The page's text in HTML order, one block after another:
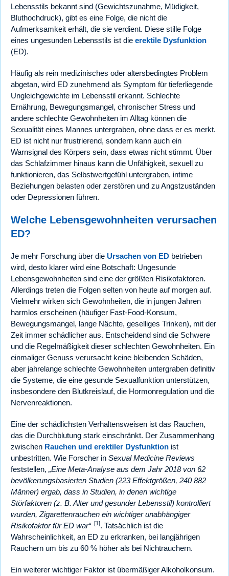
Lebensstils bekannt sind (Gewichtszunahme, Müdigkeit,
Bluthochdruck), gibt es eine Folge, die nicht die
Aufmerksamkeit erhält, die sie verdient. Diese stille Folge
eines ungesunden Lebensstils ist die erektile Dysfunktion
(ED).
Häufig als rein medizinisches oder altersbedingtes Problem
abgetan, wird ED zunehmend als Symptom für tieferliegende
Ungleichgewichte im Lebensstil erkannt. Schlechte
Ernährung, Bewegungsmangel, chronischer Stress und
andere schlechte Gewohnheiten im Alltag können die
Sexualität eines Mannes untergraben, ohne dass er es merkt.
ED ist nicht nur frustrierend, sondern kann auch ein
Warnsignal des Körpers sein, dass etwas nicht stimmt. Über
das Schlafzimmer hinaus kann die Unfähigkeit, sexuell zu
funktionieren, das Selbstwertgefühl untergraben, intime
Beziehungen belasten oder zerstören und zu Angstzuständen
oder Depressionen führen.
Welche Lebensgewohnheiten verursachen
ED?
Je mehr Forschung über die Ursachen von ED betrieben
wird, desto klarer wird eine Botschaft: Ungesunde
Lebensgewohnheiten sind eine der größten Risikofaktoren.
Allerdings treten die Folgen selten von heute auf morgen auf.
Vielmehr wirken sich Gewohnheiten, die in jungen Jahren
harmlos erscheinen (häufiger Fast-Food-Konsum,
Bewegungsmangel, lange Nächte, geselliges Trinken), mit der
Zeit immer schädlicher aus. Entscheidend sind die Schwere
und die Regelmäßigkeit dieser schlechten Gewohnheiten. Ein
einmaliger Genuss verursacht keine bleibenden Schäden,
aber jahrelange schlechte Gewohnheiten untergraben definitiv
die Systeme, die eine gesunde Sexualfunktion unterstützen,
insbesondere den Blutkreislauf, die Hormonregulation und die
Nervenreaktionen.
Eine der schädlichsten Verhaltensweisen ist das Rauchen,
das die Durchblutung stark einschränkt. Der Zusammenhang
zwischen Rauchen und erektiler Dysfunktion ist
unbestritten. Wie Forscher in Sexual Medicine Reviews
feststellen, Eine Meta-Analyse aus dem Jahr 2018 von 62
bevölkerungsbasierten Studien (223 Effektgrößen, 240 882
Männer) ergab, dass in Studien, in denen wichtige
Störfaktoren (z. B. Alter und gesunder Lebensstil) kontrolliert
wurden, Zigarettenrauchen ein wichtiger unabhängiger
Risikofaktor für ED war
[1]. Tatsächlich ist die
Wahrscheinlichkeit, an ED zu erkranken, bei langjährigen
Rauchern um bis zu 60 % höher als bei Nichtrauchern.
Ein weiterer wichtiger Faktor ist übermäßiger Alkoholkonsum.